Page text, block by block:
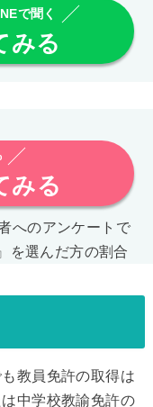
で聞く
みる
みる
へのアンケートで
を選んだ方の割合
教員免許の取得は
中学校教諭免許の